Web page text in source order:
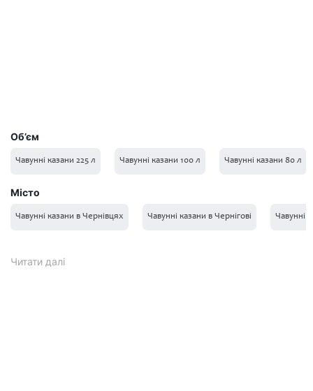
Об’єм
Чавунні казани 225 л Чавунні казани 100 л Чавунні казани 80 л
Місто
Чавунні казани в Чернівцях Чавунні казани в Чернігові Чавунні
Читати далі